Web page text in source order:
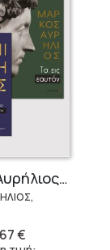
Μάρκος Αυρήλιος & Επίκτητος (Επίτομα)
€Η
τρέχουσα